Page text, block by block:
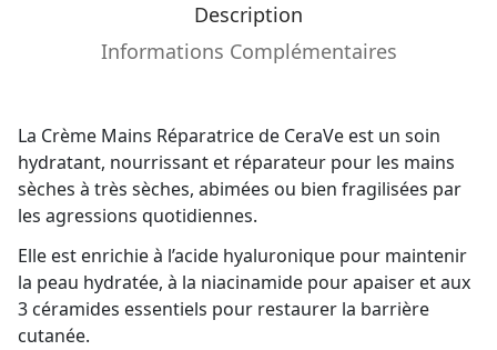
Description
Informations Complémentaires
La Crème Mains Réparatrice de CeraVe est un soin
hydratant, nourrissant et réparateur pour les mains
sèches à très sèches, abimées ou bien fragilisées par
les agressions quotidiennes.
Elle est enrichie à l’acide hyaluronique pour maintenir
la peau hydratée, à la niacinamide pour apaiser et aux
3 céramides essentiels pour restaurer la barrière
cutanée.